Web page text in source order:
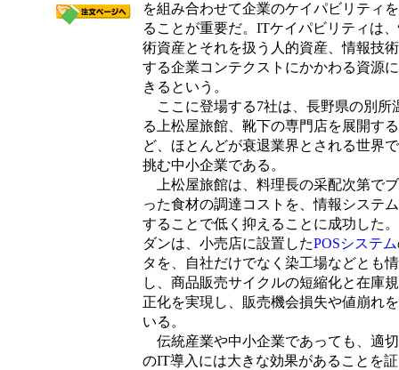
を組み合わせて企業のケイパビリティ
ることが重要だ。ITケイパビリティは
術資産とそれを扱う人的資産、情報技
する企業コンテクストにかかわる資源
きるという。
ここに登場する7社は、長野県の別所
る上松屋旅館、靴下の専門店を展開す
ど、ほとんどが衰退業界とされる世界
挑む中小企業である。
上松屋旅館は、料理長の采配次第で
った食材の調達コストを、情報システ
することで低く抑えることに成功した
ダンは、小売店に設置したPOSシステム
タを、自社だけでなく染工場などとも
し、商品販売サイクルの短縮化と在庫
正化を実現し、販売機会損失や値崩れ
いる。
伝統産業や中小企業であっても、適
のIT導入には大きな効果があることを